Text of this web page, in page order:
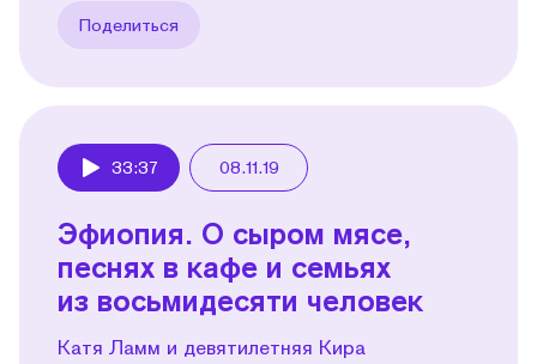
Поделиться
33:37 08.11.19
Эфиопия. О сыром мясе,
песнях в кафе и семьях
из восьмидесяти человек
Катя Ламм и девятилетняя Кира